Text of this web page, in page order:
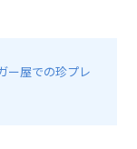
ー屋での珍プレ